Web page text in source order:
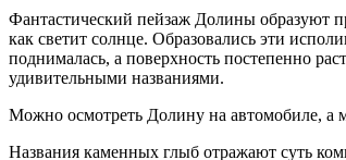
Фантастический пейзаж Долины образуют
как светит солнце. Образовались эти
поднималась, а поверхность постепенно
удивительными названиями.
Можно осмотреть Долину на автомобиле, а
Названия каменных глыб отражают суть